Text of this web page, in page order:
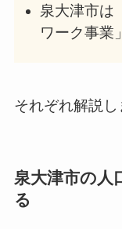
泉大津市は
ワーク事業
それぞれ解説し
泉大津市の人
る